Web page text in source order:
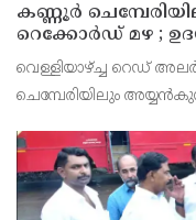
കണ്ണൂർ
റെക്കോർഡ് മഴ ;
ഉരുൾപൊട്ടൽ; 13
വെള്ളിയാഴ്ച്ച റെഡ്
ചെമ്പേരിയിലും
മില്ലിമീറ്റർ മഴ ആ